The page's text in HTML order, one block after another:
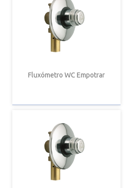
Fluxómetro WC Empotrar